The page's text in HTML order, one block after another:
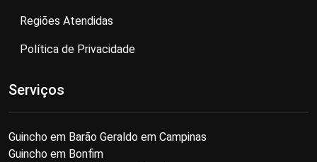
Regiões Atendidas
Política de Privacidade
Serviços
Guincho em Barão Geraldo em Campinas
Guincho em Bonfim